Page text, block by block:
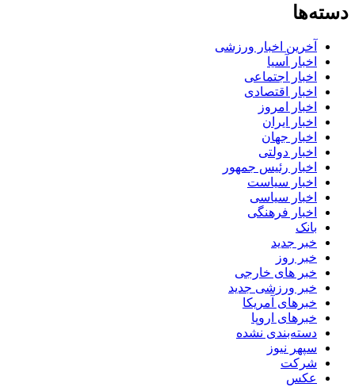
دسته‌ها
آخرین اخبار ورزشی
اخبار آسیا
اخبار اجتماعی
اخبار اقتصادی
اخبار امروز
اخبار ایران
اخبار جهان
اخبار دولتی
اخبار رئیس جمهور
اخبار سیاست
اخبار سیاسی
اخبار فرهنگی
بانک
خبر جدید
خبر روز
خبر های خارجی
خبر ورزشی جدید
خبرهای آمریکا
خبرهای اروپا
دسته‌بندی نشده
سپهر نیوز
شرکت
عکس